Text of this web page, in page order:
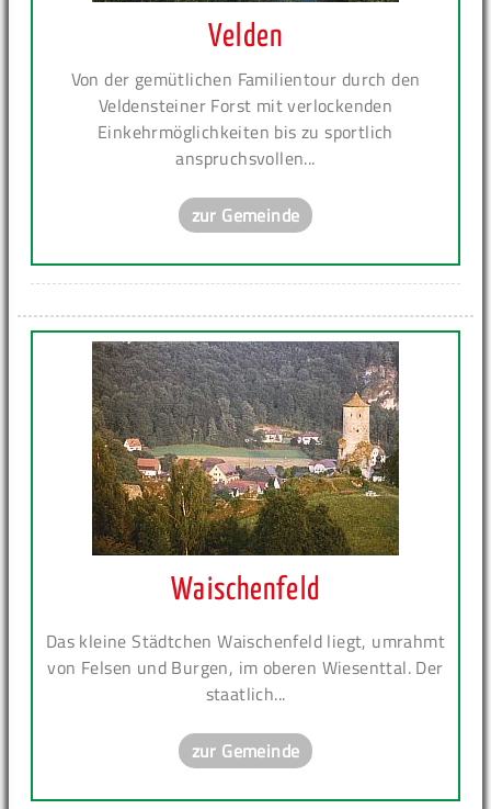
Velden
Von der gemütlichen Familientour durch den
Veldensteiner Forst mit verlockenden
Einkehrmöglichkeiten bis zu sportlich
anspruchsvollen...
zur Gemeinde
Waischenfeld
Das kleine Städtchen Waischenfeld liegt, umrahmt
von Felsen und Burgen, im oberen Wiesenttal. Der
staatlich...
zur Gemeinde